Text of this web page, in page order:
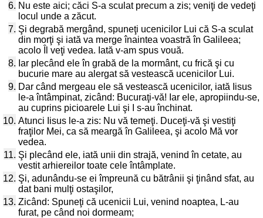
6. Nu este aici; căci S-a sculat precum a zis; veniţi de vedeţi
locul unde a zăcut.
7. Şi degrabă mergând, spuneţi ucenicilor Lui că S-a sculat
din morţi şi iată va merge înaintea voastră în Galileea;
acolo Îl veţi vedea. Iată v-am spus vouă.
8. Iar plecând ele în grabă de la mormânt, cu frică şi cu
bucurie mare au alergat să vestească ucenicilor Lui.
9. Dar când mergeau ele să vestească ucenicilor, iată Iisus
le-a întâmpinat, zicând: Bucuraţi-vă! Iar ele, apropiindu-se,
au cuprins picioarele Lui şi I s-au închinat.
10. Atunci Iisus le-a zis: Nu vă temeţi. Duceţi-vă şi vestiţi
fraţilor Mei, ca să meargă în Galileea, şi acolo Mă vor
vedea.
11. Şi plecând ele, iată unii din strajă, venind în cetate, au
vestit arhiereilor toate cele întâmplate.
12. Şi, adunându-se ei împreună cu bătrânii şi ţinând sfat, au
dat bani mulţi ostaşilor,
13. Zicând: Spuneţi că ucenicii Lui, venind noaptea, L-au
furat, pe când noi dormeam;